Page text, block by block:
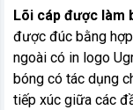
Lõi cáp được làm
được đúc bằng
ngoài có in logo
bóng có tác dụng
tiếp xúc giữa các